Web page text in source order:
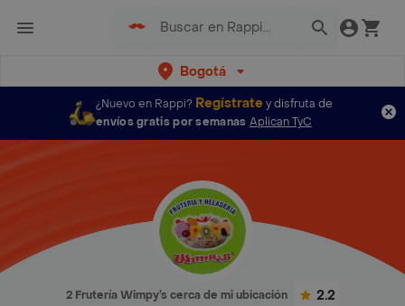
Bogotá
¿Nuevo en Rappi? Regístratey disfruta de
envíos gratis por semanas Aplican TyC
2 Frutería Wimpy’s cerca de mi ubicación 2.2